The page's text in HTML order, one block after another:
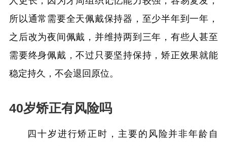
所以通常需要全天佩戴保持器，至少半年到一年，
之后改为夜间佩戴，并维持两到三年，有些人甚至
需要终身佩戴，不过只要坚持保持，矫正效果就能
稳定持久，不会退回原位。
40岁矫正有风险吗
四十岁进行矫正时，主要的风险并非年龄自